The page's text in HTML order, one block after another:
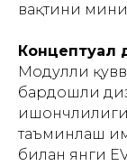
вақтини
Концептуал
Модулли
бардошли
таъминлаш
билан янги